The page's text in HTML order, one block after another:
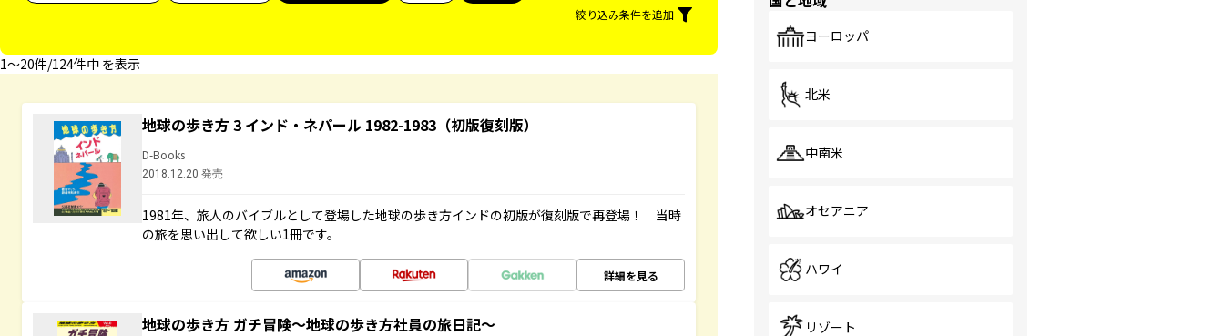
絞り込み条件を追加
1〜20件/124件中 を表示
地球の歩き方 3 インド・ネパール 1982-1983（初版復刻版）
D-Books
2018.12.20 発売
1981年、旅人のバイブルとして登場した地球の歩き方インドの初版が復刻版で再登場！ 当時
の旅を思い出して欲しい1冊です。
詳細を見る
地球の歩き方 ガチ冒険～地球の歩き方社員の旅日記～
ヨーロッパ
北米
中南米
オセアニア
ハワイ
リゾート